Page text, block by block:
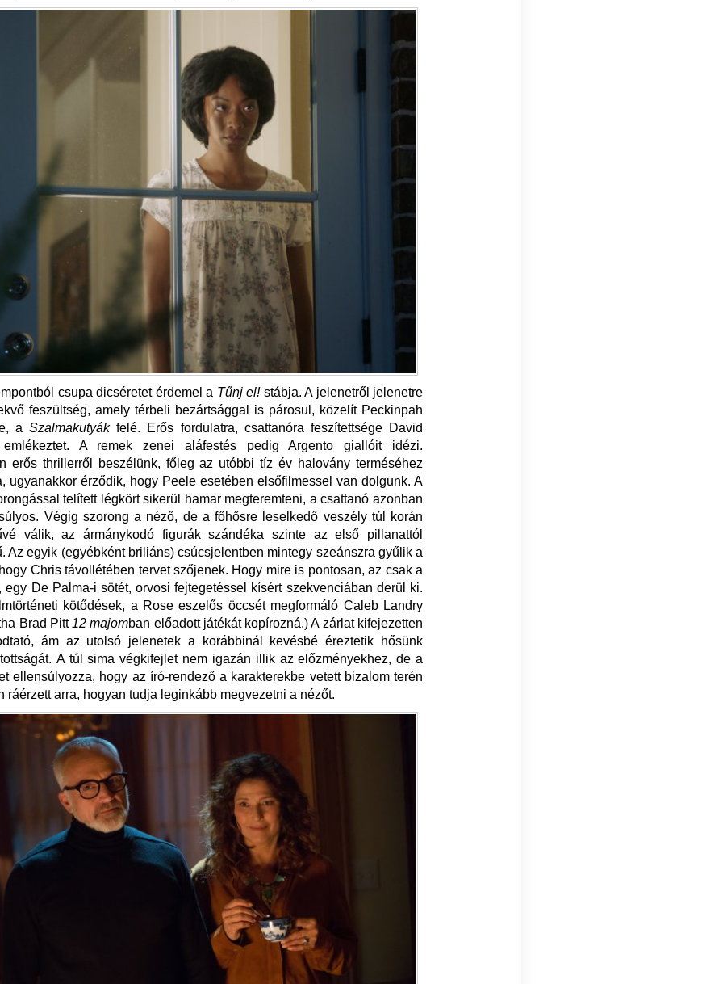
csupa dicséretet érdemel a Tűnj el!stábja. A jelenetről jelenetre
feszültség, amely térbeli bezártsággal is párosul, közelít Peckinpah
aSzalmakutyákfelé. Erős fordulatra, csattanóra feszítettsége David
emlékeztet. A remek zenei aláfestés pedig Argento giallóit idézi.
erős thrillerről beszélünk, főleg az utóbbi tíz év halovány terméséhez
ugyanakkor érződik, hogy Peele esetében elsőfilmessel van dolgunk. A
telített légkört sikerül hamar megteremteni, a csattanó azonban
Végig szorong a néző, de a főhősre leselkedő veszély túl korán
válik, az ármánykodó figurák szándéka szinte az első pillanattól
Az egyik (egyébként briliáns) csúcsjelentben mintegy szeánszra gyűlik a
Chris távollétében tervet szőjenek. Hogy mire is pontosan, az csak a
egy De Palma-i sötét, orvosi fejtegetéssel kísért szekvenciában derül ki.
kötődések, a Rose eszelős öccsét megformáló Caleb Landry
Brad Pitt 12 majomban előadott játékát kopírozná.) A zárlat kifejezetten
ám az utolsó jelenetek a korábbinál kevésbé éreztetik hősünk
A túl sima végkifejlet nem igazán illik az előzményekhez, de a
ellensúlyozza, hogy az író-rendező a karakterekbe vetett bizalom terén
ráérzett arra, hogyan tudja leginkább megvezetni a nézőt.